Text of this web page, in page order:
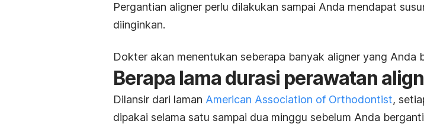
Pergantian aligner perlu dilakukan sampai Anda mendapat
diinginkan.
Dokter akan menentukan seberapa banyak aligner yang Anda
Berapa lama durasi perawatan
Dilansir dari laman American Association of Orthodontist,
dipakai selama satu sampai dua minggu sebelum Anda